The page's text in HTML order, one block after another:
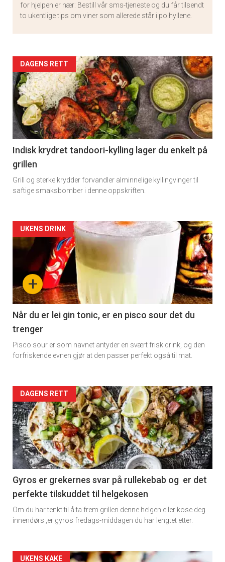
for hjelpen er nær: Bestill vår sms-tjeneste og du får tilsendt
to ukentlige tips om viner som allerede står i polhyllene.
Artikler
detail
-
section
11
DAGENS RETT
Indisk krydret tandoori-kylling lager du enkelt på
grillen
Grill og sterke krydder forvandler alminnelige kyllingvinger til
saftige smaksbomber i denne oppskriften.
Artikler
detail
section
11
Dagens
rett
+
UKENS DRINK
Når du er lei gin tonic, er en pisco sour det du
trenger
Pisco sour er som navnet antyder en svært frisk drink, og den
forfriskende evnen gjør at den passer perfekt også til mat.
Artikler
detail
-
section
11
Dagens
rett
DAGENS RETT
Gyros er grekernes svar på rullekebab og er det
perfekte tilskuddet til helgekosen
Om du har tenkt til å ta frem grillen denne helgen eller kose deg
innendørs ,er gyros fredags-middagen du har lengtet etter.
UKENS KAKE